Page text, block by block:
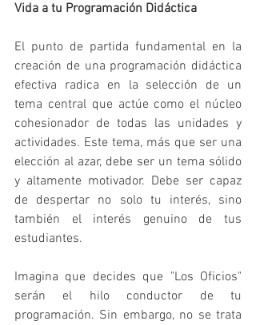
Vida a tu Programación Didáctica
El punto de partida fundamental en la
creación de una programación didáctica
efectiva radica en la selección de un
tema central que actúe como el núcleo
cohesionador de todas las unidades y
actividades. Este tema, más que ser una
elección al azar, debe ser un tema sólido
y altamente motivador. Debe ser capaz
de despertar no solo tu interés, sino
también el interés genuino de tus
estudiantes.
Imagina que decides que "Los Oficios"
serán el hilo conductor de tu
programación. Sin embargo, no se trata